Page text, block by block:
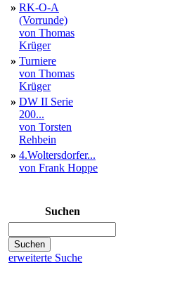
» RK-O-A
(Vorrunde)
von Thomas
Krüger
» Turniere
von Thomas
Krüger
» DW II Serie
200...
von Torsten
Rehbein
» 4.Woltersdorfer...
von Frank Hoppe
Suchen
erweiterte Suche